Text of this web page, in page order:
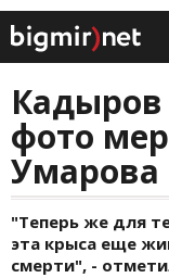
Кадыров
фото
Умарова
"Теперь же для
эта крыса еще
смерти", -